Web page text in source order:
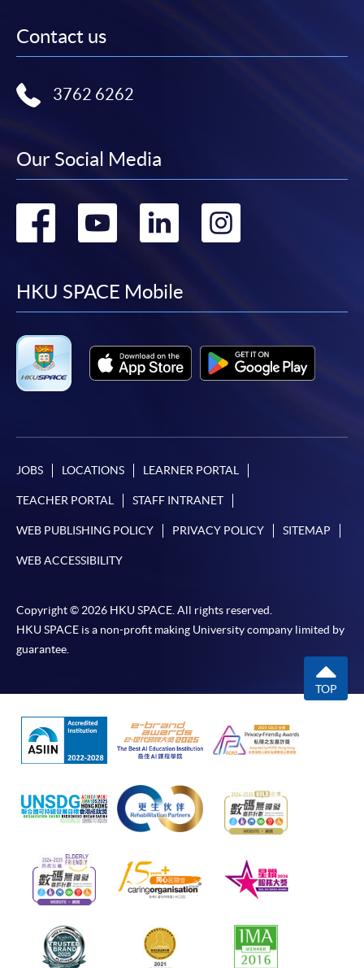
Contact us
3762 6262
Our Social Media
Go
facebook
Go
youtube
Go
linkedin
HKU SPACE Mobile
JOBS LOCATIONS LEARNER PORTAL
TEACHER PORTAL STAFF INTRANET
WEB PUBLISHING POLICY PRIVACY POLICY SITEMAP
WEB ACCESSIBILITY
Copyright © 2026 HKU SPACE. All rights reserved.
HKU SPACE is a non-profit making University company limited by
guarantee.
TOP